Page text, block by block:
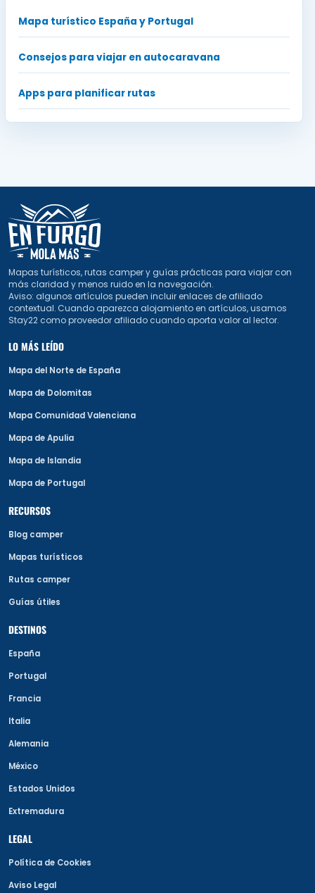
Mapa turístico España y Portugal
Consejos para viajar en autocaravana
Apps para planificar rutas
Mapas turísticos, rutas camper y guías prácticas para viajar con
más claridad y menos ruido en la navegación.
Aviso: algunos artículos pueden incluir enlaces de afiliado
contextual. Cuando aparezca alojamiento en artículos, usamos
Stay22 como proveedor afiliado cuando aporta valor al lector.
LO MÁS LEÍDO
Mapa del Norte de España
Mapa de Dolomitas
Mapa Comunidad Valenciana
Mapa de Apulia
Mapa de Islandia
Mapa de Portugal
RECURSOS
Blog camper
Mapas turísticos
Rutas camper
Guías útiles
DESTINOS
España
Portugal
Francia
Italia
Alemania
México
Estados Unidos
Extremadura
LEGAL
Política de Cookies
Aviso Legal